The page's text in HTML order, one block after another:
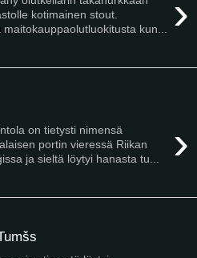
›
kotimainen stout.
kun...
›
on tietysti nimensä
portin vieressä Riikan
ja sieltä löytyi hanasta tu...